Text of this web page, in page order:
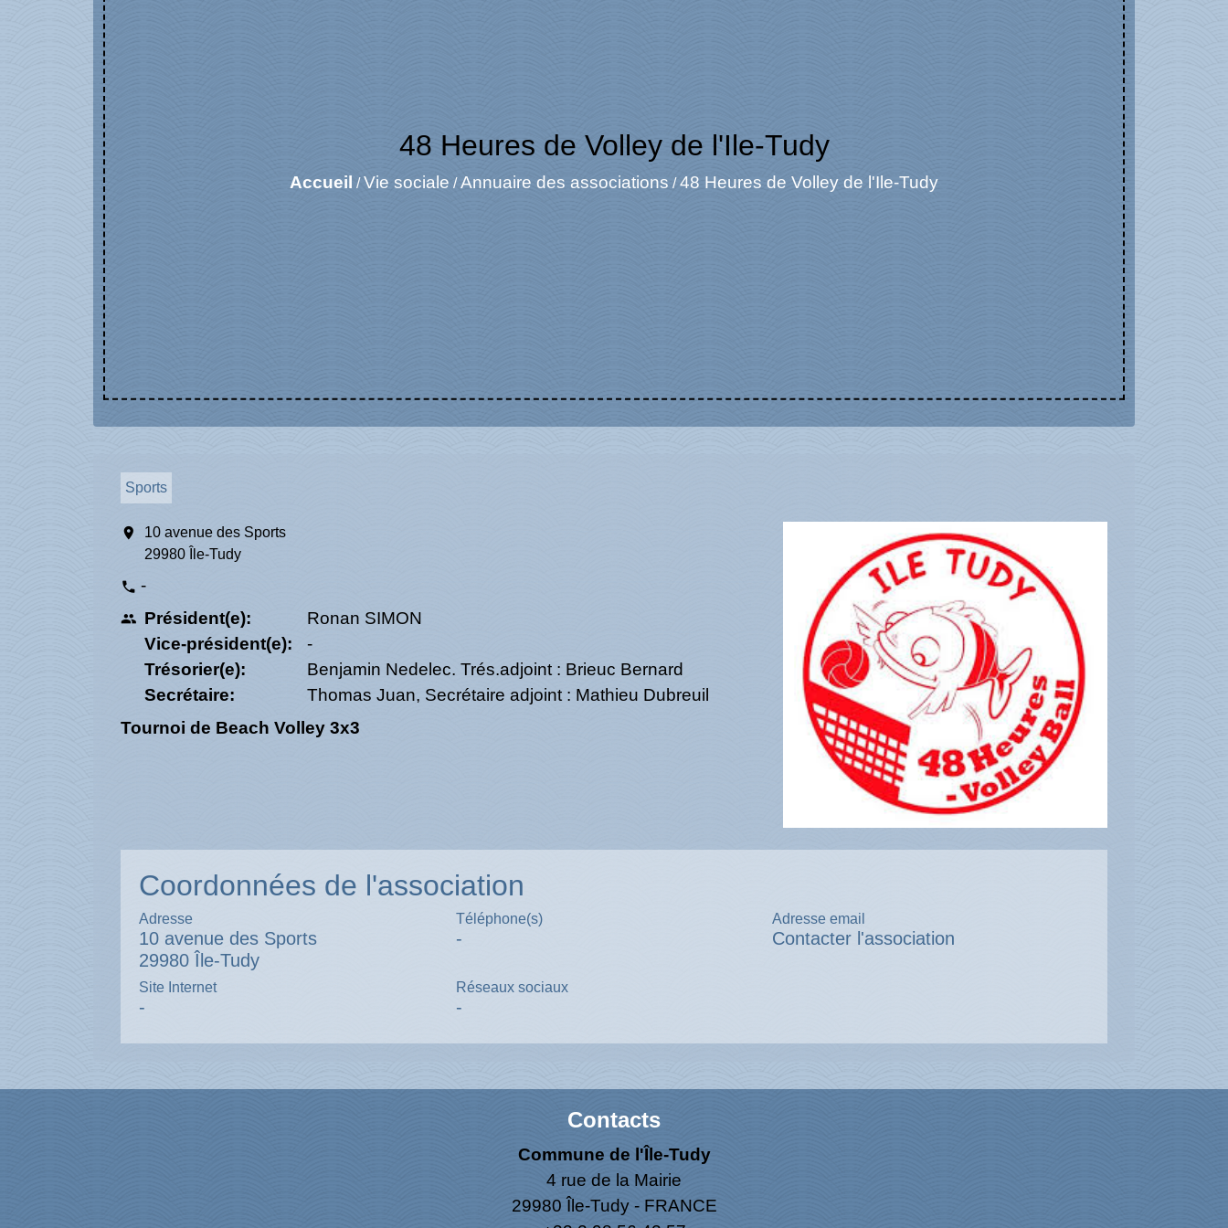
48 Heures de Volley de l'Ile-Tudy
Accueil /Vie sociale /Annuaire des associations /48 Heures de Volley de l'Ile-Tudy
Sports
location_on
10 avenue des Sports
29980 Île-Tudy
phone -
people Président(e):
Vice-président(e):
Trésorier(e):
Secrétaire:
Ronan SIMON
-
Benjamin Nedelec. Trés.adjoint : Brieuc Bernard
Thomas Juan, Secrétaire adjoint : Mathieu Dubreuil
Tournoi de Beach Volley 3x3
Coordonnées de l'association
Adresse
10 avenue des Sports
29980 Île-Tudy
Téléphone(s)
-
Adresse email
Contacter l'association
Site Internet
-
Réseaux sociaux
-
Contacts
Commune de l'Île-Tudy
4 rue de la Mairie
29980 Île-Tudy - FRANCE